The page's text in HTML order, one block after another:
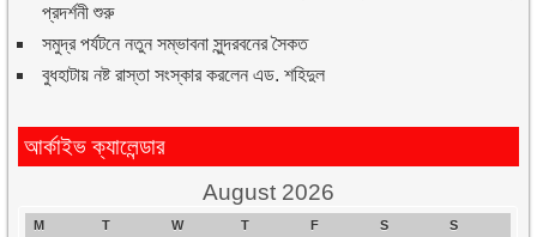
প্রদর্শনী শুরু
সমুদ্র পর্যটনে নতুন সম্ভাবনা সুন্দরবনের সৈকত
বুধহাটায় নষ্ট রাস্তা সংস্কার করলেন এড. শহিদুল
আর্কাইভ ক্যালেন্ডার
August 2026
M T W T F S
S